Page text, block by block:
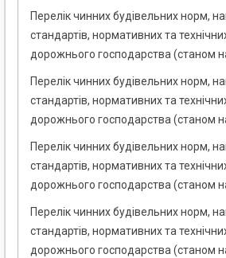
Перелік чинних будівельних норм,
стандартів, нормативних та
дорожнього господарства (станом
Перелік чинних будівельних норм,
стандартів, нормативних та
дорожнього господарства (станом
Перелік чинних будівельних норм,
стандартів, нормативних та
дорожнього господарства (станом
Перелік чинних будівельних норм,
стандартів, нормативних та
дорожнього господарства (станом